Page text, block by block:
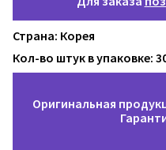
Страна: Корея
Кол-во штук в упаковке:
Оригинальная